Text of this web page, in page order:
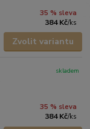
35 % sleva
384 Kč/ks
Zvolit variantu
35 % sleva
384 Kč/ks
skladem